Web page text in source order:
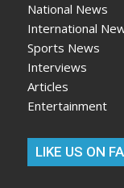
National News
International
Sports News
Interviews
Articles
Entertainment
LIKE US ON